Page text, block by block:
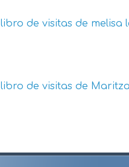
libro de visitas de melisa
libro de visitas de